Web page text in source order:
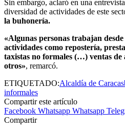
Sin embargo, aclaró en una
diversidad de actividades de este
la buhonería.
«Algunas personas trabajan
actividades como repostería,
taxistas no formales (…) ventas de
otros», remarcó.
ETIQUETADO:Alcaldía de Caracas
informales
Compartir este artículo
Facebook Whatsapp Whatsapp
Compartir